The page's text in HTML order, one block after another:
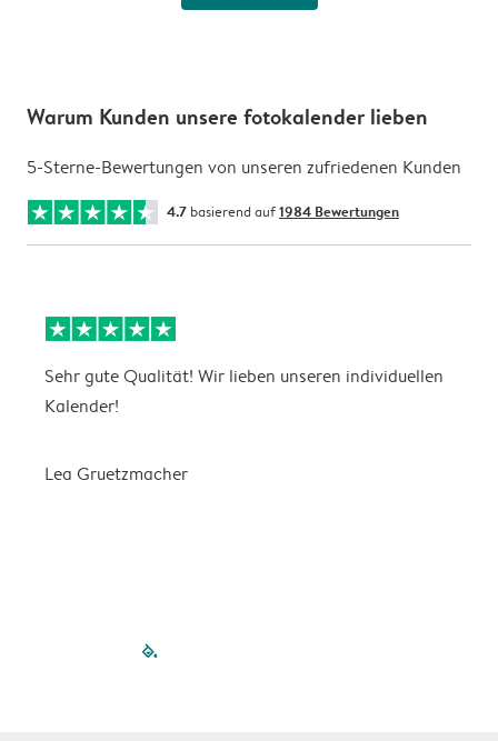
Warum Kunden unsere fotokalender lieben
5-Sterne-Bewertungen von unseren zufriedenen Kunden
4.7 basierend auf1984 Bewertungen
Sehr gute Qualität! Wir lieben unseren individuellen
Kalender!
Lea Gruetzmacher
filled-pagination